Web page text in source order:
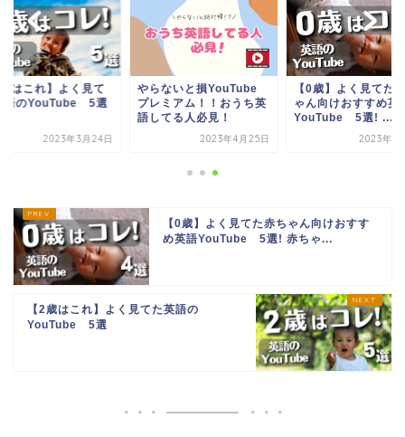
はこれ】よく見て
語のYouTube 5選
2023年3月24日
やらないと損YouTube
プレミアム！！おうち英
語してる人必見！
2023年4月25日
【0歳】よく見てた
ゃん向けおすすめ英
YouTube 5選! ...
2023年1
【0歳】よく見てた赤ちゃん向けおすす
め英語YouTube 5選! 赤ちゃ...
【2歳はこれ】よく見てた英語の
YouTube 5選